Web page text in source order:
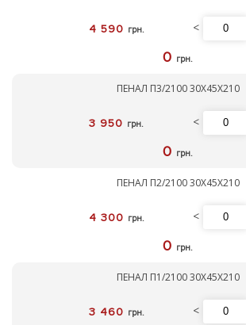
4 590 грн. <
0 грн.
ПЕНАЛ П3/2100 30Х45Х210
3 950 грн. <
0 грн.
ПЕНАЛ П2/2100 30Х45Х210
4 300 грн. <
0 грн.
ПЕНАЛ П1/2100 30Х45Х210
3 460 грн. <